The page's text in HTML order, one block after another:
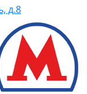
д.8